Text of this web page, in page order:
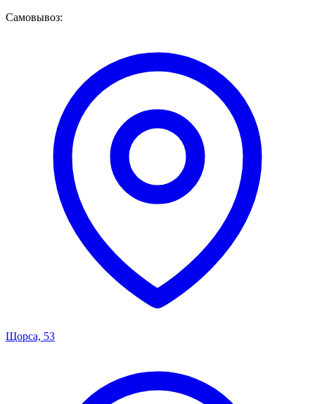
Самовывоз:
Щорса, 53